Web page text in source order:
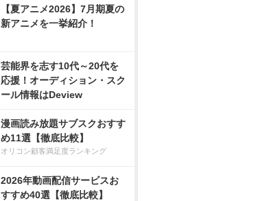
【夏アニメ2026】7月期夏の
新アニメを一挙紹介！
芸能界を志す10代～20代を
応援！オーディション・スク
ール情報はDeview
漫画読み放題サブスクおすす
め11選【徹底比較】
オリコン顧客満足度ランキング
2026年動画配信サービスお
すすめ40選【徹底比較】